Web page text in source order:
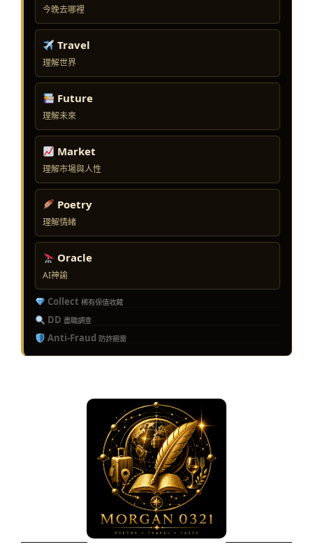
今晚去哪裡
Travel
理解世界
Future
理解未來
Market
理解市場與人性
Poetry
理解情緒
Oracle
AI神諭
Collect 稀有保值收藏
DD 盡職調查
Anti-Fraud 防詐避雷